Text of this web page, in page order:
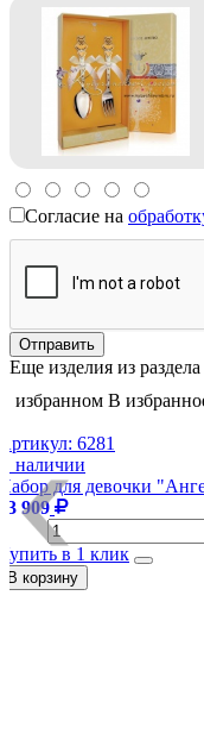
Согласие на
Еще изделия из
избранном В
6281
наличии
для девочки
909
в 1 клик